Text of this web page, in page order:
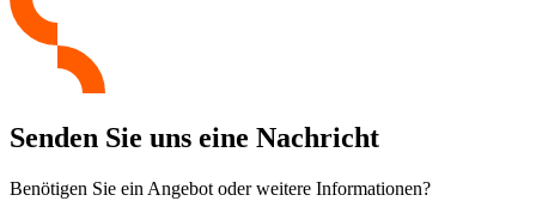
Senden Sie uns eine Nachricht
Benötigen Sie ein Angebot oder weitere Informationen?